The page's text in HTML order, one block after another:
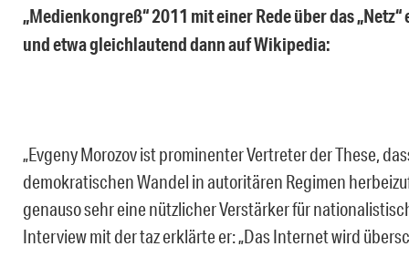
„Medienkongreß“ 2011 mit einer Rede über das
und etwa gleichlautend dann auf Wikipedia:
„Evgeny Morozov ist prominenter Vertreter der These,
demokratischen Wandel in autoritären Regimen
genauso sehr eine nützlicher Verstärker für
Interview mit der taz erklärte er: „Das Internet wird